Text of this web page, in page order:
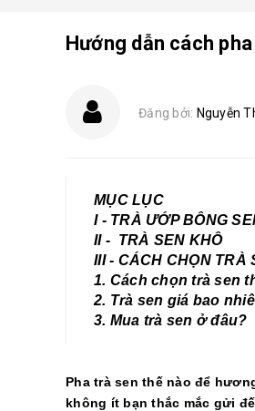
Hướng dẫn cách
Đăng bởi: Nguyễn
MỤC LỤC
I - TRÀ ƯỚP BÔNG
II - TRÀ SEN KHÔ
III - CÁCH CHỌN TRÀ
1. Cách chọn trà sen
2. Trà sen giá bao
3. Mua trà sen ở đâu?
Pha trà sen thế nào để
không ít bạn thắc mắc gửi